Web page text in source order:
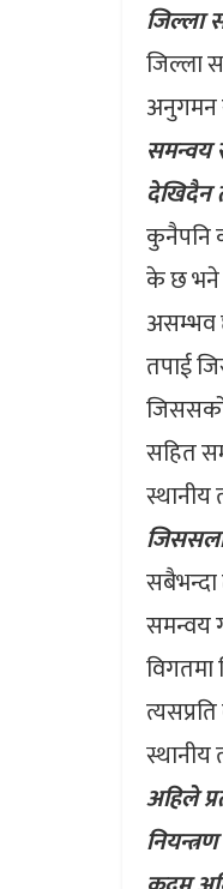
जिल्ला
जिल्ला
अनुगमन
समन्वय
देखिदैन
कुनैपनि
के छ भने
असम्भव
तपाई
जिससको
सहित
स्थानीय
समन्वय
अहिले